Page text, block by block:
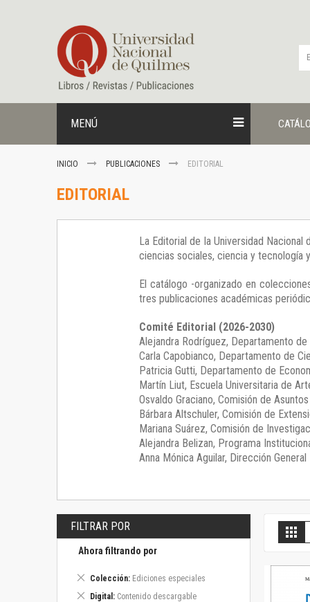
contenido
MENÚ
INICIO PUBLICACIONES EDITORIAL
EDITORIAL
La Editorial de la Universidad
ciencias sociales, ciencia y tecnología
El catálogo -organizado en
tres publicaciones académicas
Comité Editorial (2026-2030)
Alejandra Rodríguez, Departamento de
Carla Capobianco, Departamento de
Patricia Gutti, Departamento de
Martín Liut, Escuela Universitaria de
Osvaldo Graciano, Comisión de
Bárbara Altschuler, Comisión de
Mariana Suárez, Comisión de
Alejandra Belizan, Programa
Anna Mónica Aguilar, Dirección General
FILTRAR POR
Ahora filtrando por
Colección Ediciones especiales
Eliminar
artículo
Digital Contenido descargable
Eliminar